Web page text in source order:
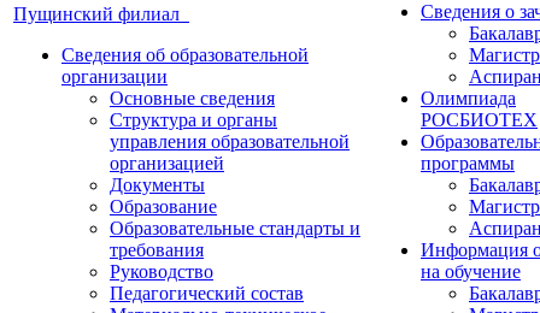
Пущинский филиал
Сведения об образовательной
организации
Основные сведения
Структура и органы
управления образовательной
организацией
Документы
Образование
Образовательные стандарты и
требования
Руководство
Педагогический состав
Сведения о
Олимпиада
РОСБИОТЕХ
программы
Информация
на обучение